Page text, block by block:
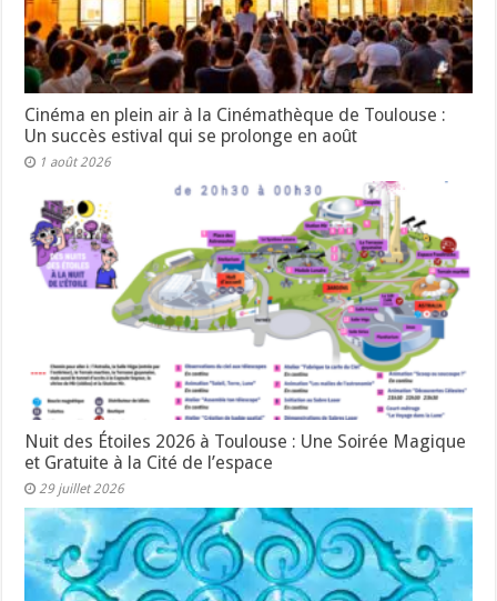
Cinéma en plein air à la Cinémathèque de Toulouse :
Un succès estival qui se prolonge en août
1 août 2026
Nuit des Étoiles 2026 à Toulouse : Une Soirée Magique
et Gratuite à la Cité de l’espace
29 juillet 2026